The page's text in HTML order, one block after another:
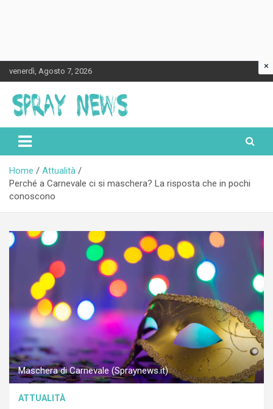
to
content
venerdì, Agosto 7, 2026
Spraynews.it
Home
Attualità
Perché a Carnevale ci si maschera? La risposta che in pochi
conoscono
Maschera di Carnevale (Spraynews.it)
ATTUALITÀ
×